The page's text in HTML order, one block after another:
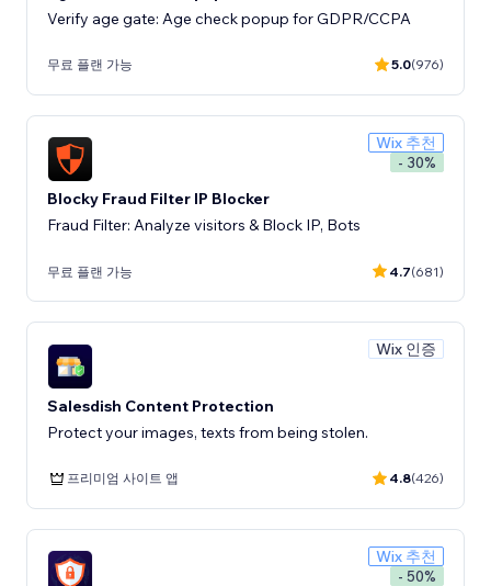
Verify age gate: Age check popup for GDPR/CCPA
무료 플랜 가능 5.0(976)
Wix 추천
- 30%
Blocky Fraud Filter IP Blocker
Fraud Filter: Analyze visitors & Block IP, Bots
무료 플랜 가능 4.7(681)
Wix 인증
Salesdish Content Protection
Protect your images, texts from being stolen.
프리미엄 사이트 앱 4.8(426)
Wix 추천
- 50%